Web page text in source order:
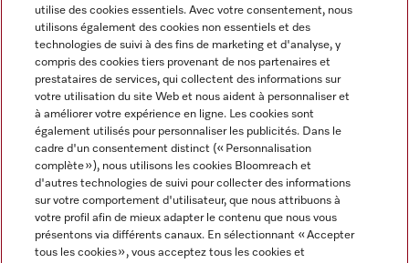
Langue
FRANCAIS
Miele sur Instagram
Miele sur Youtube
utilise des cookies essentiels. Avec votre consentement, nous
utilisons également des cookies non essentiels et des
technologies de suivi à des fins de marketing et d'analyse, y
compris des cookies tiers provenant de nos partenaires et
prestataires de services, qui collectent des informations sur
votre utilisation du site Web et nous aident à personnaliser et
à améliorer votre expérience en ligne. Les cookies sont
également utilisés pour personnaliser les publicités. Dans le
cadre d'un consentement distinct (« Personnalisation
complète »), nous utilisons les cookies Bloomreach et
d'autres technologies de suivi pour collecter des informations
sur votre comportement d'utilisateur, que nous attribuons à
votre profil afin de mieux adapter le contenu que nous vous
présentons via différents canaux. En sélectionnant « Accepter
tous les cookies », vous acceptez tous les cookies et